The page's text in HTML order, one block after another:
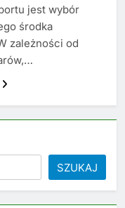
jest wybór
środka
zależności od
SZUKAJ